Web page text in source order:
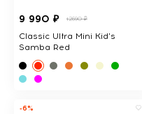
9 990 ₽ 12690 ₽
Classic Ultra Mini Kid's
Samba Red
-6%